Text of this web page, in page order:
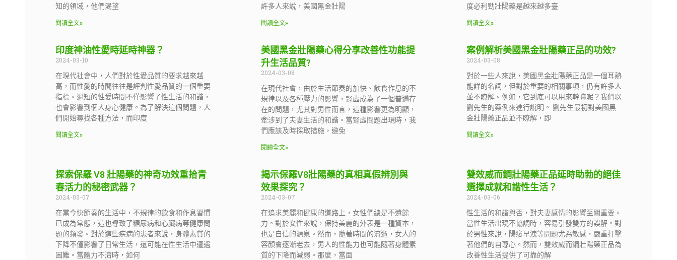
知的領域，他們渴望
閱讀全文»
許多人來說，美國黑金壯陽
閱讀全文»
度必利勁壯陽藥是越來越多臺
閱讀全文»
印度神油性愛時延時神器？
2024-03-10
在現代社會中，人們對於性愛品質的要求越來越
高，而性愛的時間往往是評判性愛品質的一個重要
指標。過短的性愛時間不僅影響了性生活的和諧，
也會影響到個人身心健康。為了解決這個問題，人
們開始尋找各種方法，而印度
閱讀全文»
美國黑金壯陽藥心得分享改善性功能提
升生活品質?
2024-03-08
在現代社會，由於生活節奏的加快、飲食作息的不
規律以及各種壓力的影響，腎虛成為了一個普遍存
在的問題，尤其對男性而言，這種影響更為明顯，
牽涉到了夫妻生活的和諧。當腎虛問題出現時，我
們應該及時採取措施，避免
閱讀全文»
案例解析美國黑金壯陽藥正品的功效?
2024-03-08
對於一些人來說，美國黑金壯陽藥正品是一個耳熟
能詳的名詞，但對於重要的相關事項，仍有許多人
並不瞭解。例如，它到底可以用來幹嘛呢？我們以
劉先生的案例來進行說明。 劉先生最初對美國黑
金壯陽藥正品並不瞭解，即
閱讀全文»
探索保羅 V8 壯陽藥的神奇功效重拾青
春活力的秘密武器？
2024-03-07
在當今快節奏的生活中，不規律的飲食和作息習慣
已成為常態，這也導致了糖尿病和心臟病等健康問
題的頻發。對於這些疾病的患者來說，身體素質的
下降不僅影響了日常生活，還可能在性生活中遭遇
困難。當體力不濟時，如何
揭示保羅V8壯陽藥的真相真假辨別與
效果探究？
2024-03-07
在追求美麗和健康的道路上，女性們總是不遺餘
力。對於女性來說，保持美麗的外表是一種資本，
也是自信的源泉。然而，隨著時間的流逝，女人的
容顏會逐漸老去，男人的性能力也可能隨著身體素
質的下降而減弱。那麼，當面
雙效威而鋼壯陽藥正品延時助勃的絕佳
選擇成就和諧性生活？
2024-03-06
性生活的和諧與否，對夫妻感情的影響至關重要。
當性生活出現不協調時，容易引發雙方的誤解。對
於男性來說，陽痿早洩等問題尤為敏感，嚴重打擊
著他們的自尊心。然而，雙效威而鋼壯陽藥正品為
改善性生活提供了可靠的解